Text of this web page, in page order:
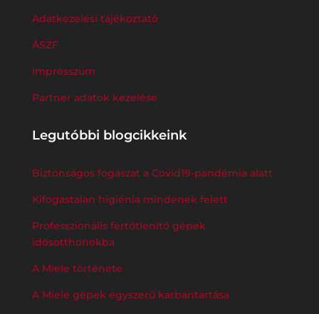
Adatkezelési tájékoztató
ÁSZF
Impresszum
Partner adatok kezelése
Legutóbbi blogcikkeink
Biztonságos fogászat a Covid19-pandémia alatt
Kifogástalan higiénia mindenek felett
Professzionális fertőtlenítő gépek
idősotthonokba
A Miele története
A Miele gépek egyszerű karbantartása